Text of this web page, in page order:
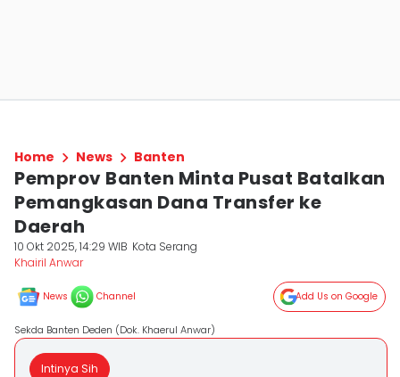
Home News Banten
Pemprov Banten Minta Pusat Batalkan
Pemangkasan Dana Transfer ke
Daerah
10 Okt 2025, 14:29 WIB Kota Serang
Khairil Anwar
News Channel Add Us on Google
Sekda Banten Deden (Dok. Khaerul Anwar)
Intinya Sih